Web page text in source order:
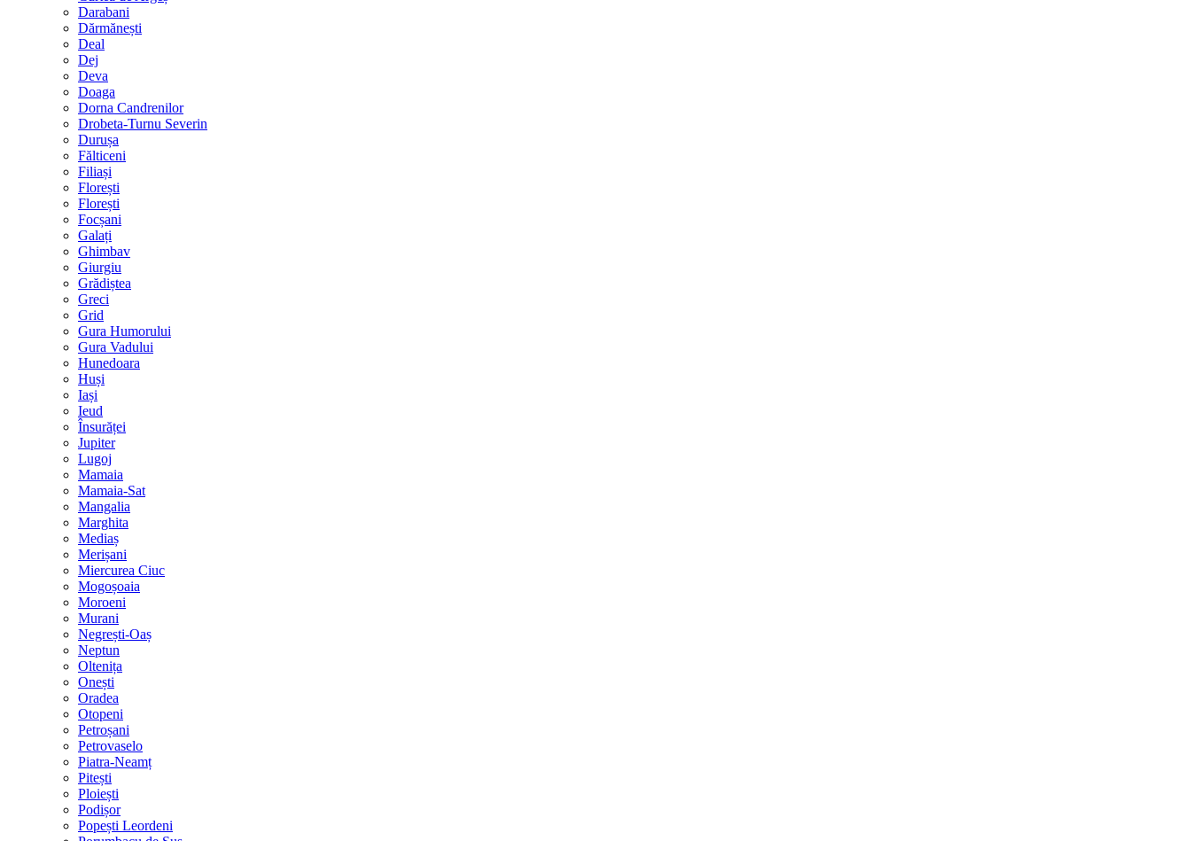
Darabani
Dărmănești
Deal
Dej
Deva
Doaga
Dorna Candrenilor
Drobeta-Turnu Severin
Durușa
Fălticeni
Filiași
Florești
Florești
Focșani
Galați
Ghimbav
Giurgiu
Grădiștea
Greci
Grid
Gura Humorului
Gura Vadului
Hunedoara
Huși
Iași
Ieud
Însurăței
Jupiter
Lugoj
Mamaia
Mamaia-Sat
Mangalia
Marghita
Mediaș
Merișani
Miercurea Ciuc
Mogoșoaia
Moroeni
Murani
Negrești-Oaș
Neptun
Oltenița
Onești
Oradea
Otopeni
Petroșani
Petrovaselo
Piatra-Neamț
Pitești
Ploiești
Podișor
Popești Leordeni